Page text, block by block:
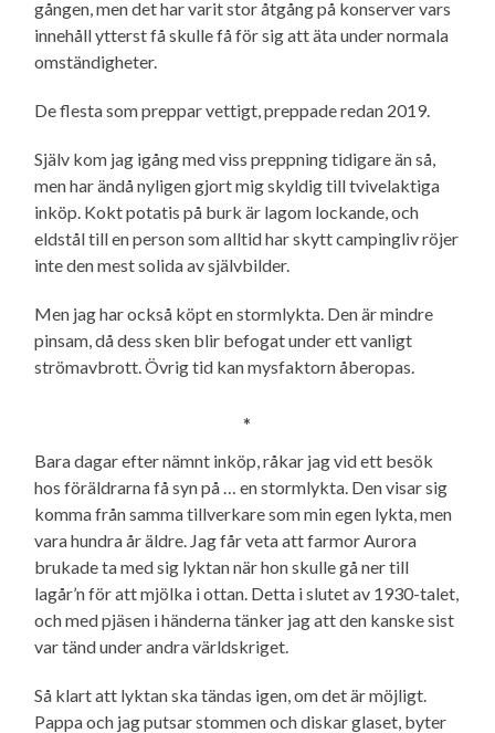
gången, men det har varit stor åtgång på konserver vars
innehåll ytterst få skulle få för sig att äta under normala
omständigheter.
De flesta som preppar vettigt, preppade redan 2019.
Själv kom jag igång med viss preppning tidigare än så,
men har ändå nyligen gjort mig skyldig till tvivelaktiga
inköp. Kokt potatis på burk är lagom lockande, och
eldstål till en person som alltid har skytt campingliv röjer
inte den mest solida av självbilder.
Men jag har också köpt en stormlykta. Den är mindre
pinsam, då dess sken blir befogat under ett vanligt
strömavbrott. Övrig tid kan mysfaktorn åberopas.
*
Bara dagar efter nämnt inköp, råkar jag vid ett besök
hos föräldrarna få syn på … en stormlykta. Den visar sig
komma från samma tillverkare som min egen lykta, men
vara hundra år äldre. Jag får veta att farmor Aurora
brukade ta med sig lyktan när hon skulle gå ner till
lagår’n för att mjölka i ottan. Detta i slutet av 1930-talet,
och med pjäsen i händerna tänker jag att den kanske sist
var tänd under andra världskriget.
Så klart att lyktan ska tändas igen, om det är möjligt.
Pappa och jag putsar stommen och diskar glaset, byter